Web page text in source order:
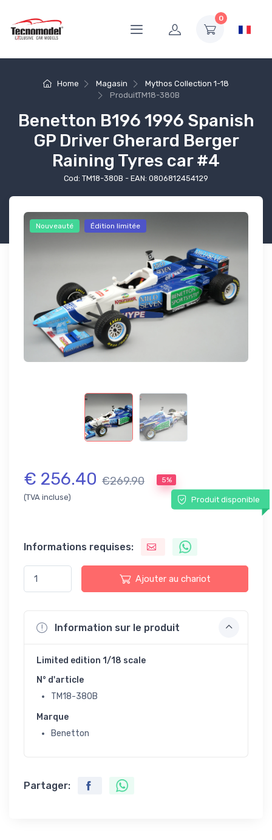
0
Home Magasin
Mythos Collection 1-18
ProduitTM18-380B
Benetton B196 1996 Spanish
GP Driver Gherard Berger
Raining Tyres car #4
Cod: TM18-380B - EAN: 0806812454129
Nouveauté Édition limitée
€ 256.40 €269.90 5%
(TVA incluse) Produit disponible
Informations requises:
Ajouter au chariot
Information sur le produit
Limited edition 1/18 scale
N° d'article
TM18-380B
Marque
Benetton
Partager: